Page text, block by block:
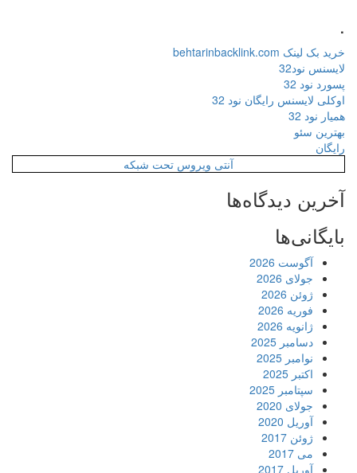
خرید بک لینک behtarinbacklink.com
لایسنس نود32
پسورد نود 32
اوکلی لایسنس رایگان نود 32
همیار نود 32
بهترین سئو
رایگان
آنتی ویروس تحت شبکه
آخرین دیدگاه‌ها
بایگانی‌ها
آگوست 2026
جولای 2026
ژوئن 2026
فوریه 2026
ژانویه 2026
دسامبر 2025
نوامبر 2025
اکتبر 2025
سپتامبر 2025
جولای 2020
آوریل 2020
ژوئن 2017
می 2017
آوریل 2017